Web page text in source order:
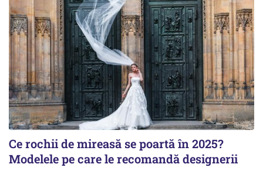
Ce rochii de mireasă se poartă în 2025?
Modelele pe care le recomandă designerii